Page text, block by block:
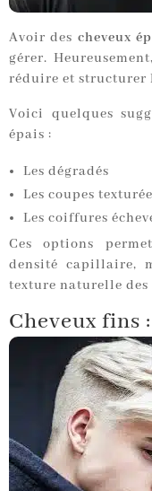
Avoir des cheveux
gérer.
réduire et structurer
Voici quelques
épais :
Les dégradés
Les coupes
Les coiffures
Ces options
densité capillaire,
texture naturelle des
Cheveux fins